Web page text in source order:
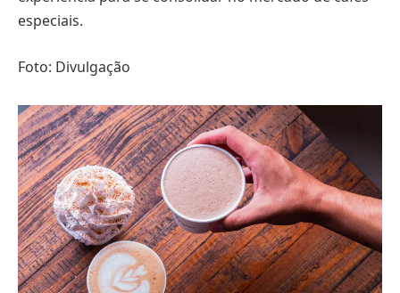
especiais.
Foto: Divulgação